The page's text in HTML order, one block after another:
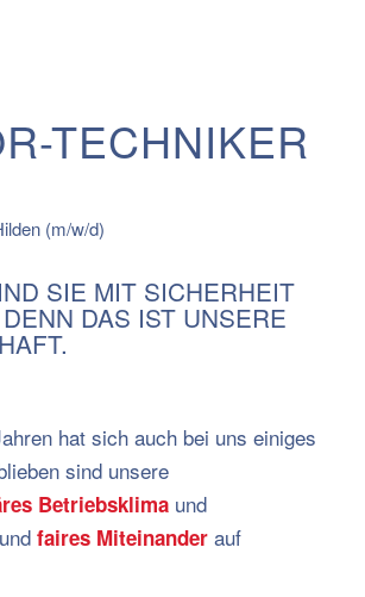
TECHNIKER
(m/w/d)
SIE MIT SICHERHEIT
DAS IST UNSERE
hat sich auch bei uns einiges
sind unsere
Betriebsklima und
faires Miteinanderauf